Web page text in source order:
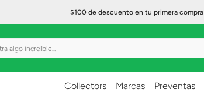
$100 de descuento en tu primera compra
algo increíble...
Collectors Marcas Preventas